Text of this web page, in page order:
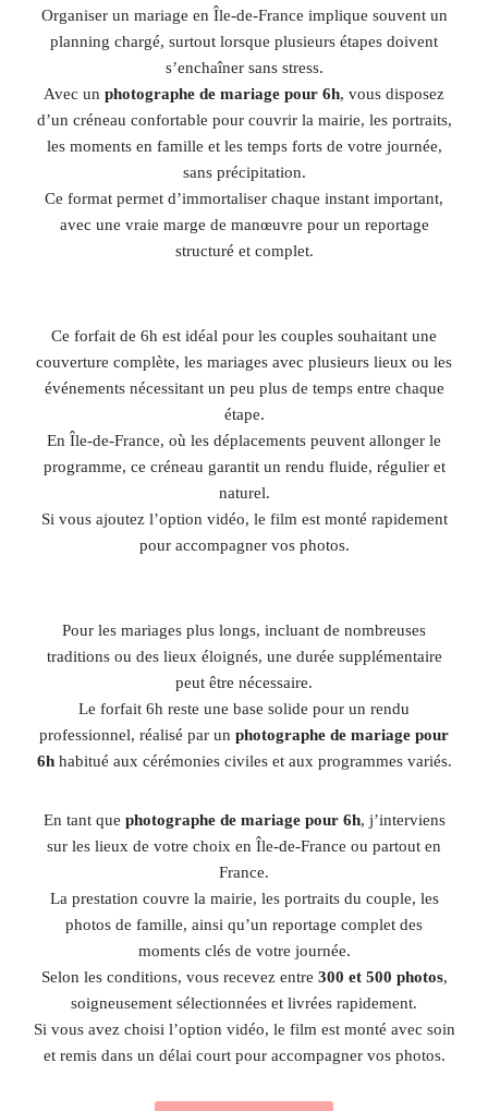
Organiser un mariage en Île-de-France implique souvent un
planning chargé, surtout lorsque plusieurs étapes doivent
s’enchaîner sans stress.
Avec un photographe de mariage pour 6h, vous disposez
d’un créneau confortable pour couvrir la mairie, les portraits,
les moments en famille et les temps forts de votre journée,
sans précipitation.
Ce format permet d’immortaliser chaque instant important,
avec une vraie marge de manœuvre pour un reportage
structuré et complet.
Ce forfait de 6h est idéal pour les couples souhaitant une
couverture complète, les mariages avec plusieurs lieux ou les
événements nécessitant un peu plus de temps entre chaque
étape.
En Île-de-France, où les déplacements peuvent allonger le
programme, ce créneau garantit un rendu fluide, régulier et
naturel.
Si vous ajoutez l’option vidéo, le film est monté rapidement
pour accompagner vos photos.
Pour les mariages plus longs, incluant de nombreuses
traditions ou des lieux éloignés, une durée supplémentaire
peut être nécessaire.
Le forfait 6h reste une base solide pour un rendu
professionnel, réalisé par un photographe de mariage pour
6hhabitué aux cérémonies civiles et aux programmes variés.
En tant que photographe de mariage pour 6h, j’interviens
sur les lieux de votre choix en Île-de-France ou partout en
France.
La prestation couvre la mairie, les portraits du couple, les
photos de famille, ainsi qu’un reportage complet des
moments clés de votre journée.
Selon les conditions, vous recevez entre 300 et 500 photos,
soigneusement sélectionnées et livrées rapidement.
Si vous avez choisi l’option vidéo, le film est monté avec soin
et remis dans un délai court pour accompagner vos photos.